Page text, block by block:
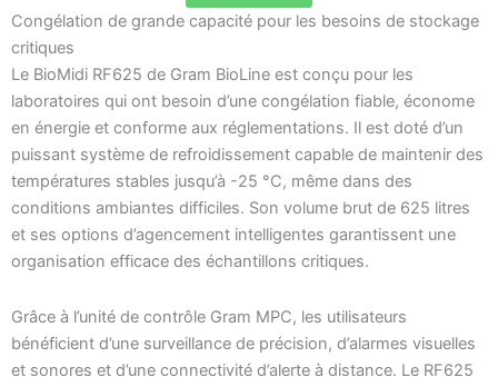
Congélation de grande capacité pour les besoins de stockage
critiques
Le BioMidi RF625 de Gram BioLine est conçu pour les
laboratoires qui ont besoin d’une congélation fiable, économe
en énergie et conforme aux réglementations. Il est doté d’un
puissant système de refroidissement capable de maintenir des
températures stables jusqu’à -25 °C, même dans des
conditions ambiantes difficiles. Son volume brut de 625 litres
et ses options d’agencement intelligentes garantissent une
organisation efficace des échantillons critiques.
Grâce à l’unité de contrôle Gram MPC, les utilisateurs
bénéficient d’une surveillance de précision, d’alarmes visuelles
et sonores et d’une connectivité d’alerte à distance. Le RF625